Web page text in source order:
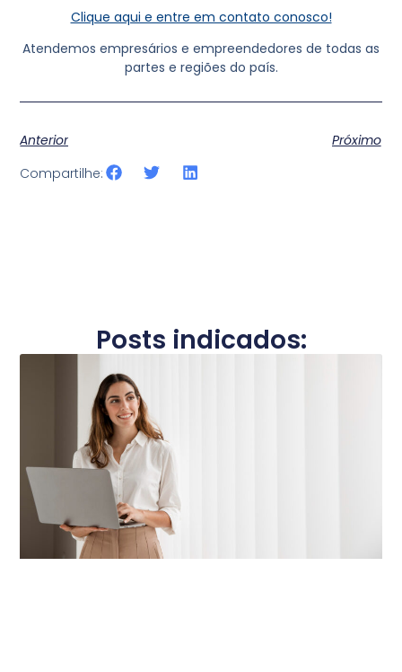
Clique aqui e entre em contato conosco!
Atendemos empresários e empreendedores de todas as
partes e regiões do país.
Anterior
Próximo
Compartilhe:
Posts indicados: